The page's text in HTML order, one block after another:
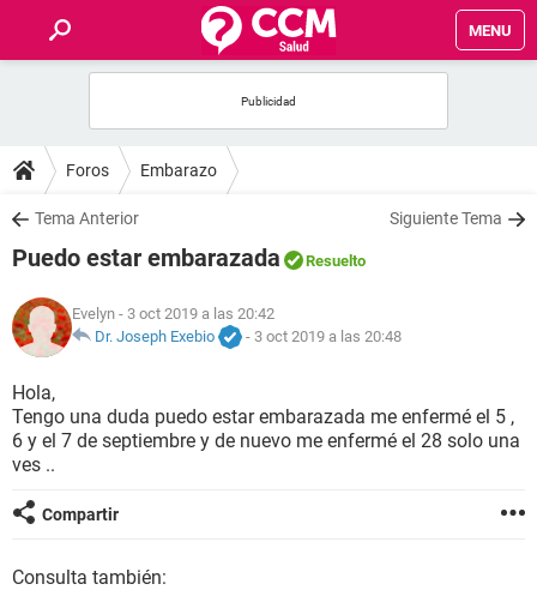
MENU
FOROS
SALUD
NUTRICIÓN
BIENESTAR
SEXUALIDAD
GLOSARIO
Foros Embarazo
Tema Anterior Siguiente Tema
Puedo estar embarazada Resuelto
Evelyn - 3 oct 2019 a las 20:42
Dr. Joseph Exebio
- 3 oct 2019 a las 20:48
Hola,
Tengo una duda puedo estar embarazada me enfermé el 5 ,
6 y el 7 de septiembre y de nuevo me enfermé el 28 solo una
ves ..
Compartir
Consulta también: